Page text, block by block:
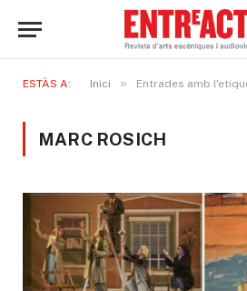
ESTÀS A: Inici » Entrades amb
MARC ROSICH